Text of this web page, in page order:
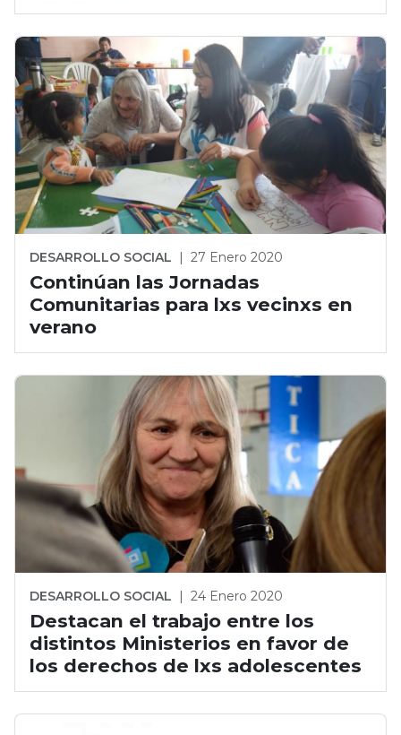
DESARROLLO SOCIAL | 27 Enero 2020
Continúan las Jornadas
Comunitarias para lxs vecinxs en
verano
DESARROLLO SOCIAL | 24 Enero 2020
Destacan el trabajo entre los
distintos Ministerios en favor de
los derechos de lxs adolescentes